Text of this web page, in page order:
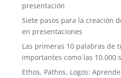
presentación
Siete pasos para la creación
en presentaciones
Las primeras 10 palabras de
importantes como las 10.000
Ethos, Pathos, Logos: